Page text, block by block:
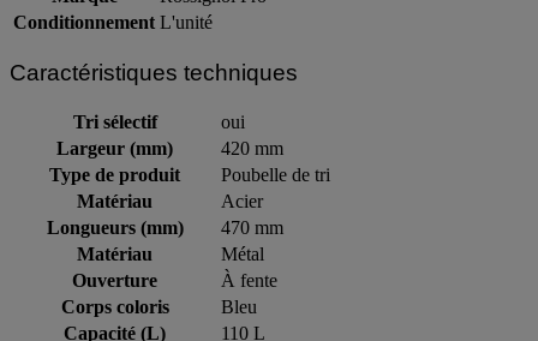
Marque
Rossignol Pro
Caractéristiques techniques
Tri sélectif
oui
Largeur (mm)
420 mm
Type de produit
Poubelle de tri
Matériau
Acier
Longueurs (mm)
470 mm
Matériau
Métal
Ouverture
À fente
Corps coloris
Bleu